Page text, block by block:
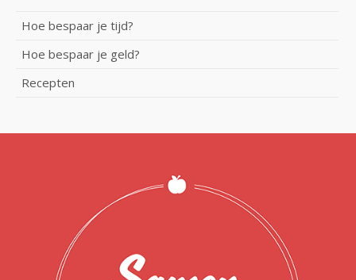
Hoe bespaar je tijd?
Hoe bespaar je geld?
Recepten